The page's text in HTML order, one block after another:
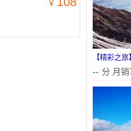
¥
【精彩之旅】
-- 分 月